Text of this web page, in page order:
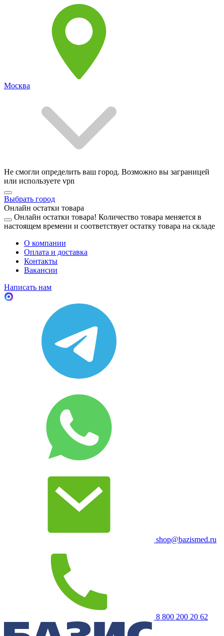
Москва
Не смогли определить ваш город. Возможно вы заграницей
или используете vpn
Выбрать город
Онлайн остатки товара
Онлайн остатки товара! Количество товара меняется в
настоящем времени и соответствует остатку товара на складе
О компании
Оплата и доставка
Контакты
Вакансии
Написать нам
shop@bazismed.ru
8 800 200 20 62